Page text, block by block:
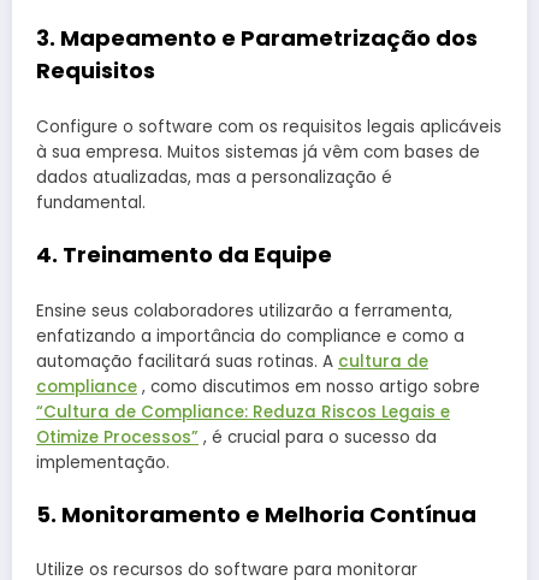
3. Mapeamento e Parametrização dos
Requisitos
Configure o software com os requisitos legais aplicáveis
​​à sua empresa. Muitos sistemas já vêm com bases de
dados atualizadas, mas a personalização é
fundamental.
4. Treinamento da Equipe
Ensine seus colaboradores utilizarão a ferramenta,
enfatizando a importância do compliance e como a
automação facilitará suas rotinas. A cultura de
compliance , como discutimos em nosso artigo sobre
“Cultura de Compliance: Reduza Riscos Legais e
Otimize Processos” , é crucial para o sucesso da
implementação.
5. Monitoramento e Melhoria Contínua
Utilize os recursos do software para monitorar